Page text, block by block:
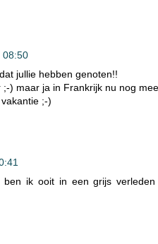
08:50
jullie hebben genoten!!
) maar ja in Frankrijk nu nog
;-)
ben ik ooit in een grijs